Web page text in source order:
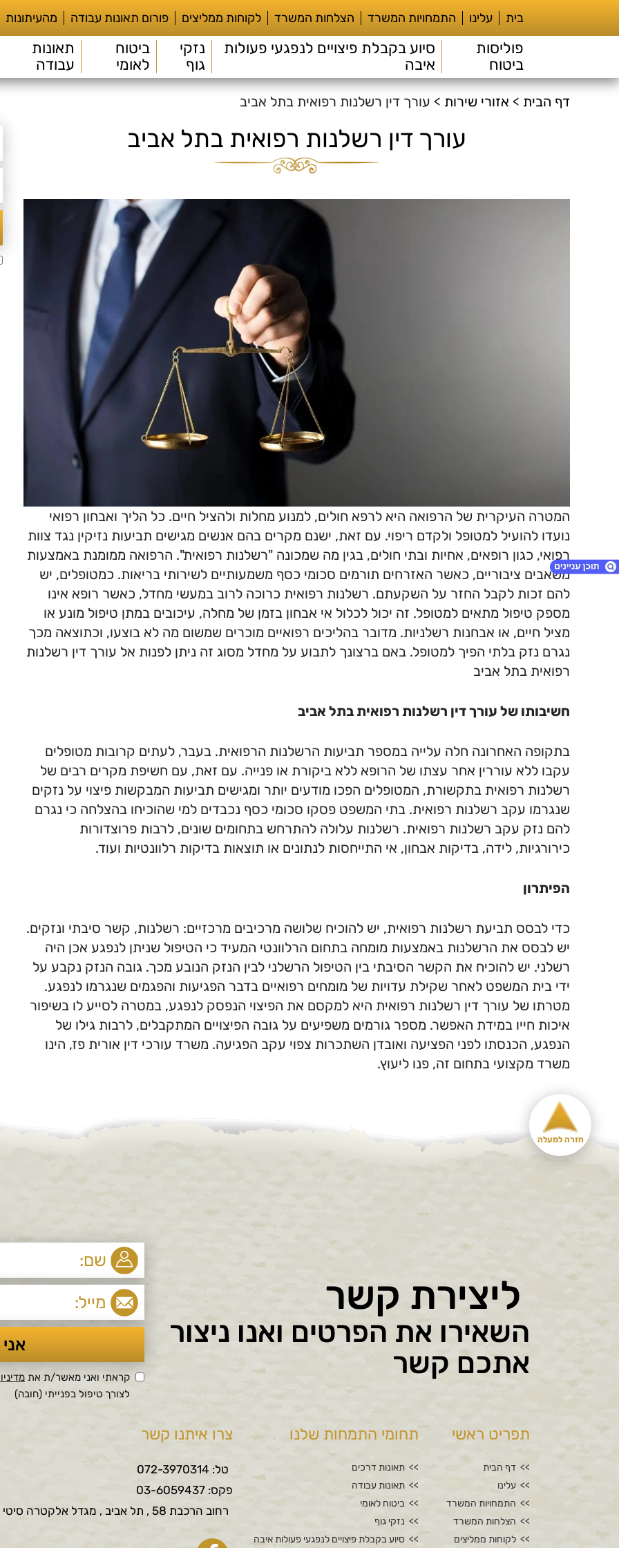
בית עלינו התמחויות המשרד הצלחות המשרד לקוחות ממליצים פורום תאונות עבודה מהעיתונות
פוליסות
ביטוח
סיוע בקבלת פיצויים לנפגעי פעולות
איבה
נזקי
גוף
ביטוח
לאומי
תאונות
עבודה
דף הבית > אזורי שירות > עורך דין רשלנות רפואית בתל אביב
עורך דין רשלנות רפואית בתל אביב
המטרה העיקרית של הרפואה היא לרפא חולים, למנוע מחלות ולהציל חיים. כל הליך ואבחון רפואי
נועדו להועיל למטופל ולקדם ריפוי. עם זאת, ישנם מקרים בהם אנשים מגישים תביעות נזיקין נגד צוות
רפואי, כגון רופאים, אחיות ובתי חולים, בגין מה שמכונה "רשלנות רפואית". הרפואה ממומנת באמצעות
משאבים ציבוריים, כאשר האזרחים תורמים סכומי כסף משמעותיים לשירותי בריאות. כמטופלים, יש
להם זכות לקבל החזר על השקעתם. רשלנות רפואית כרוכה לרוב במעשי מחדל, כאשר רופא אינו
מספק טיפול מתאים למטופל. זה יכול לכלול אי אבחון בזמן של מחלה, עיכובים במתן טיפול מונע או
מציל חיים, או אבחנות רשלניות. מדובר בהליכים רפואיים מוכרים שמשום מה לא בוצעו, וכתוצאה מכך
נגרם נזק בלתי הפיך למטופל. באם ברצונך לתבוע על מחדל מסוג זה ניתן לפנות אל עורך דין רשלנות
רפואית בתל אביב
חשיבותו של עורך דין רשלנות רפואית בתל אביב
בתקופה האחרונה חלה עלייה במספר תביעות הרשלנות הרפואית. בעבר, לעתים קרובות מטופלים
עקבו ללא עוררין אחר עצתו של הרופא ללא ביקורת או פנייה. עם זאת, עם חשיפת מקרים רבים של
רשלנות רפואית בתקשורת, המטופלים הפכו מודעים יותר ומגישים תביעות המבקשות פיצוי על נזקים
שנגרמו עקב רשלנות רפואית. בתי המשפט פסקו סכומי כסף נכבדים למי שהוכיחו בהצלחה כי נגרם
להם נזק עקב רשלנות רפואית. רשלנות עלולה להתרחש בתחומים שונים, לרבות פרוצדורות
כירורגיות, לידה, בדיקות אבחון, אי התייחסות לנתונים או תוצאות בדיקות רלוונטיות ועוד.
הפיתרון
כדי לבסס תביעת רשלנות רפואית, יש להוכיח שלושה מרכיבים מרכזיים: רשלנות, קשר סיבתי ונזקים.
יש לבסס את הרשלנות באמצעות מומחה בתחום הרלוונטי המעיד כי הטיפול שניתן לנפגע אכן היה
רשלני. יש להוכיח את הקשר הסיבתי בין הטיפול הרשלני לבין הנזק הנובע מכך. גובה הנזק נקבע על
ידי בית המשפט לאחר שקילת עדויות של מומחים רפואיים בדבר הפגיעות והפגמים שנגרמו לנפגע.
מטרתו של עורך דין רשלנות רפואית היא למקסם את הפיצוי הנפסק לנפגע, במטרה לסייע לו בשיפור
איכות חייו במידת האפשר. מספר גורמים משפיעים על גובה הפיצויים המתקבלים, לרבות גילו של
הנפגע, הכנסתו לפני הפציעה ואובדן השתכרות צפוי עקב הפגיעה. משרד עורכי דין אורית פז, הינו
משרד מקצועי בתחום זה, פנו ליעוץ.
חזרה למעלה
ליצירת קשר
השאירו את הפרטים ואנו ניצור
אתכם קשר
קראתי ואני מאשר/ת את
לצורך טיפול בפנייתי (חובה)
תפריט ראשי
דף הבית
עלינו
התמחויות המשרד
הצלחות המשרד
לקוחות ממליצים
תחומי התמחות שלנו
תאונות דרכים
תאונות עבודה
ביטוח לאומי
נזקי גוף
סיוע בקבלת פיצויים לנפגעי פעולות איבה
צרו איתנו קשר
טל: 072-3970314
פקס: 03-6059437
רחוב הרכבת 58 , תל אביב , מגדל אלקטרה סיטי